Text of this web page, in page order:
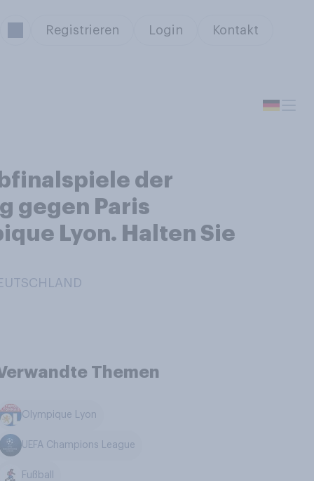
Registrieren Login Kontakt
der
gegen Paris
Lyon. Halten Sie
Themen
Olympique Lyon
UEFA Champions League
Fußball